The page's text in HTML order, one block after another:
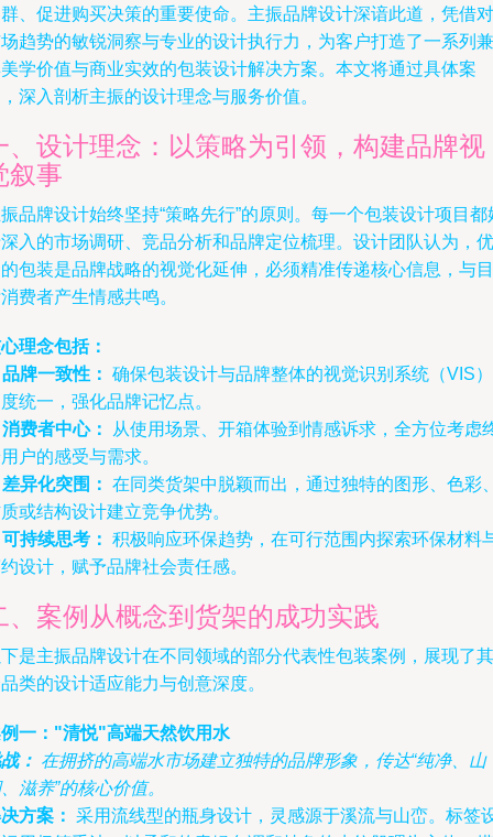
、促进购买决策的重要使命。主振品牌设计深谙此道，凭借对
趋势的敏锐洞察与专业的设计执行力，为客户打造了一系列兼
学价值与商业实效的包装设计解决方案。本文将通过具体案
深入剖析主振的设计理念与服务价值。
、设计理念：以策略为引领，构建品牌视
叙事
品牌设计始终坚持“策略先行”的原则。每一个包装设计项目都
入的市场调研、竞品分析和品牌定位梳理。设计团队认为，优
包装是品牌战略的视觉化延伸，必须精准传递核心信息，与目
费者产生情感共鸣。
理念包括：
品牌一致性： 确保包装设计与品牌整体的视觉识别系统（VIS）
统一，强化品牌记忆点。
消费者中心：
从使用场景、开箱体验到情感诉求，全方位考虑
户的感受与需求。
差异化突围： 在同类货架中脱颖而出，通过独特的图形、色彩
或结构设计建立竞争优势。
可持续思考： 积极响应环保趋势，在可行范围内探索环保材料
设计，赋予品牌社会责任感。
、案例从概念到货架的成功实践
是主振品牌设计在不同领域的部分代表性包装案例，展现了其
类的设计适应能力与创意深度。
一："清悦"高端天然饮用水
： 在拥挤的高端水市场建立独特的品牌形象，传达“纯净、山
滋养”的核心价值。
方案： 采用流线型的瓶身设计，灵感源于溪流与山峦。标签